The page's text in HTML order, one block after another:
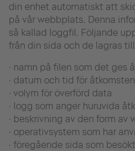
din enhet automatiskt att
på vår webbplats. Denna
så kallad loggfil. Följande
från din sida och de lagras
· namn på filen som det ges
· datum och tid för åtkomsten
· volym för överförd data
· logg som anger huruvida
· beskrivning av den form av
· operativsystem som har
· föregående sida som